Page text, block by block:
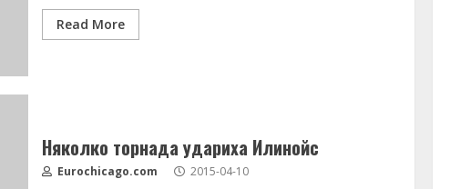
Read More
Няколко торнада удариха Илинойс
Eurochicago.com 2015-04-10